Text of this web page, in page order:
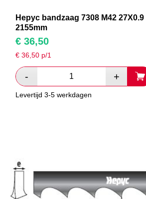
Hepyc bandzaag 7308 M42 27X0.9
2155mm
€ 36,50
€36,50 p/1
Levertijd 3-5 werkdagen